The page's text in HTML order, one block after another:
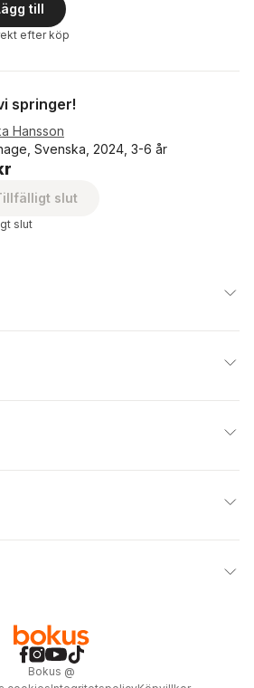
till
efter köp
springer!
Hansson
Svenska, 2024, 3-6 år
slut
slut
Bokus @